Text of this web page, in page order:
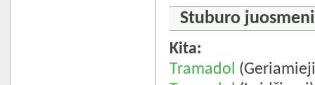
Stuburo
Kita:
Tramadol